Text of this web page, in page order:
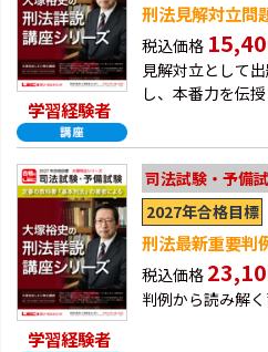
学習経験者
刑法見解対立問
税込価格
見解対立として
し、本番力を伝授
学習経験者
司法試験・予備
2027年合格目標
刑法最新重要判
税込価格
判例から読み解